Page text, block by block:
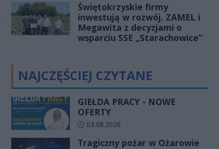
Świętokrzyskie firmy
inwestują w rozwój. ZAMEL i
Megawita z decyzjami o
wsparciu SSE „Starachowice”
NAJCZĘŚCIEJ CZYTANE
GIEŁDA PRACY - NOWE
OFERTY
Data dodania artykułu:
03.08.2026
Tragiczny pożar w Ożarowie